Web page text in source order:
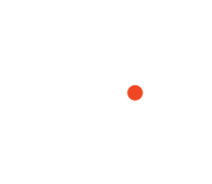
the best experience
website, you accept
the website is used and
or to find out how